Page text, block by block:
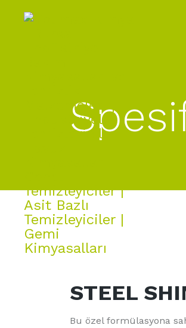
STEEL
Bu özel formülasyona